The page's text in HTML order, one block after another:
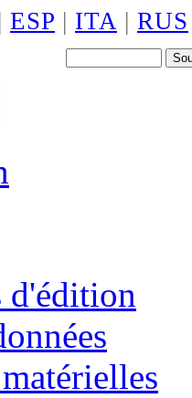
| ESP | ITA | RUS
d'édition